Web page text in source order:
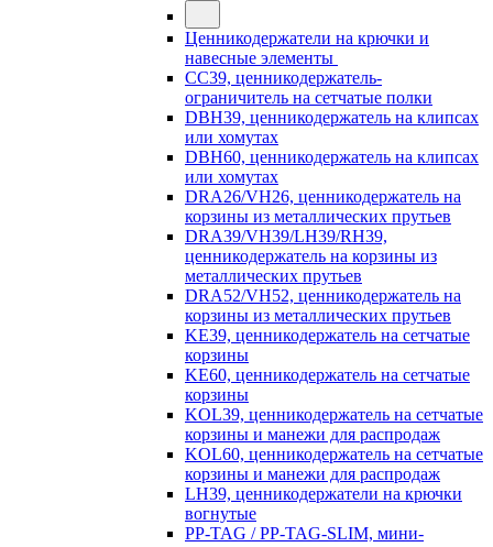
Ценникодержатели на крючки и
навесные элементы
CC39, ценникодержатель-
ограничитель на сетчатые полки
DBH39, ценникодержатель на клипсах
или хомутах
DBH60, ценникодержатель на клипсах
или хомутах
DRA26/VH26, ценникодержатель на
корзины из металлических прутьев
DRA39/VH39/LH39/RH39,
ценникодержатель на корзины из
металлических прутьев
DRA52/VH52, ценникодержатель на
корзины из металлических прутьев
KE39, ценникодержатель на сетчатые
корзины
KE60, ценникодержатель на сетчатые
корзины
KOL39, ценникодержатель на сетчатые
корзины и манежи для распродаж
KOL60, ценникодержатель на сетчатые
корзины и манежи для распродаж
LH39, ценникодержатели на крючки
вогнутые
PP-TAG / PP-TAG-SLIM, мини-